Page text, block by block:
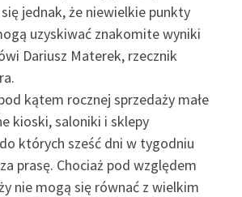
jednak, że niewielkie punkty
uzyskiwać znakomite wyniki
Dariusz Materek, rzecznik
kątem rocznej sprzedaży małe
kioski, saloniki i sklepy
których sześć dni w tygodniu
prasę. Chociaż pod względem
nie mogą się równać z wielkim